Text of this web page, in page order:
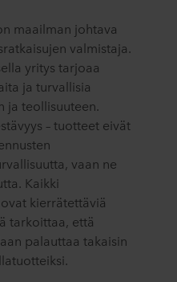
maailman johtava
valmistaja.
yritys tarjoaa
ja turvallisia
ja teollisuuteen.
– tuotteet eivät
vaan ne
Kaikki
kierrätettäviä
tarkoittaa, että
palauttaa takaisin